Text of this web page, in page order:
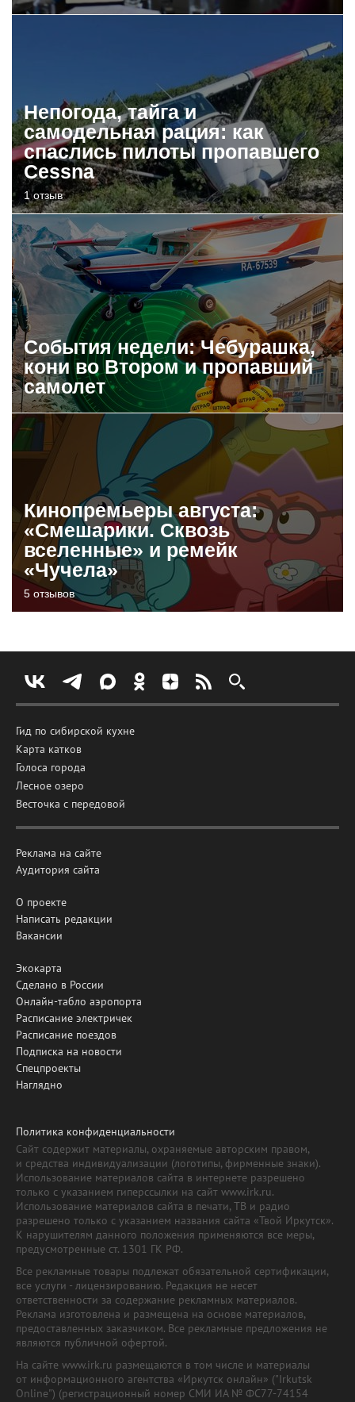
Непогода, тайга и
самодельная рация: как
спаслись пилоты пропавшего
Cessna
1 отзыв
События недели: Чебурашка,
кони во Втором и пропавший
самолет
Кинопремьеры августа:
«Смешарики. Сквозь
вселенные» и ремейк
«Чучела»
5 отзывов
Гид по сибирской кухне
Карта катков
Голоса города
Лесное озеро
Весточка с передовой
Реклама на сайте
Аудитория сайта
О проекте
Написать редакции
Вакансии
Экокарта
Сделано в России
Онлайн-табло аэропорта
Расписание электричек
Расписание поездов
Подписка на новости
Спецпроекты
Наглядно
Политика конфиденциальности
Сайт содержит материалы, охраняемые авторским правом,
и средства индивидуализации (логотипы, фирменные знаки).
Использование материалов сайта в интернете разрешено
только с указанием гиперссылки на сайт www.irk.ru.
Использование материалов сайта в печати, ТВ и радио
разрешено только с указанием названия сайта «Твой Иркутск».
К нарушителям данного положения применяются все меры,
предусмотренные ст. 1301 ГК РФ.
Все рекламные товары подлежат обязательной сертификации,
все услуги - лицензированию. Редакция не несет
ответственности за содержание рекламных материалов.
Реклама изготовлена и размещена на основе материалов,
предоставленных заказчиком. Все рекламные предложения не
являются публичной офертой.
На сайте www.irk.ru размещаются в том числе и материалы
от информационного агентства «Иркутск онлайн» ("Irkutsk
Online") (регистрационный номер СМИ ИА № ФС77-74154